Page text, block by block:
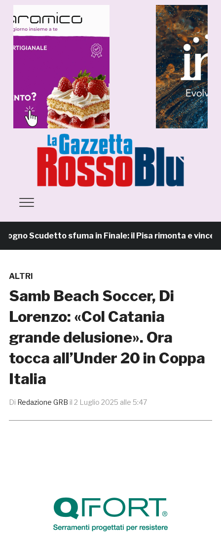
Scudetto sfuma in Finale: il Pisa rimonta e vince 7-4
ALTRI
Samb Beach Soccer, Di
Lorenzo: «Col Catania
grande delusione». Ora
tocca all’Under 20 in Coppa
Italia
Di Redazione GRB il 2 Luglio 2025 alle 5:47